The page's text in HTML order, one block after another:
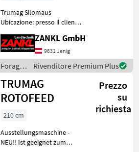
Trumag Silomaus
Ubicazione: presso il cliente
di trinciatura - Albero
cardanico - Benna
ribaltabile meccanicamente
- È necessaria 1 c
ZANKL GmbH
9631 Jenig
Foraggiamento
/
Trumag
Rivenditore Premium Plus
TRUMAG
ROTOFEED
Prezzo
su
richiesta
210 cm
Ausstellungsmaschine -
NEU!! Ist geeignet zum